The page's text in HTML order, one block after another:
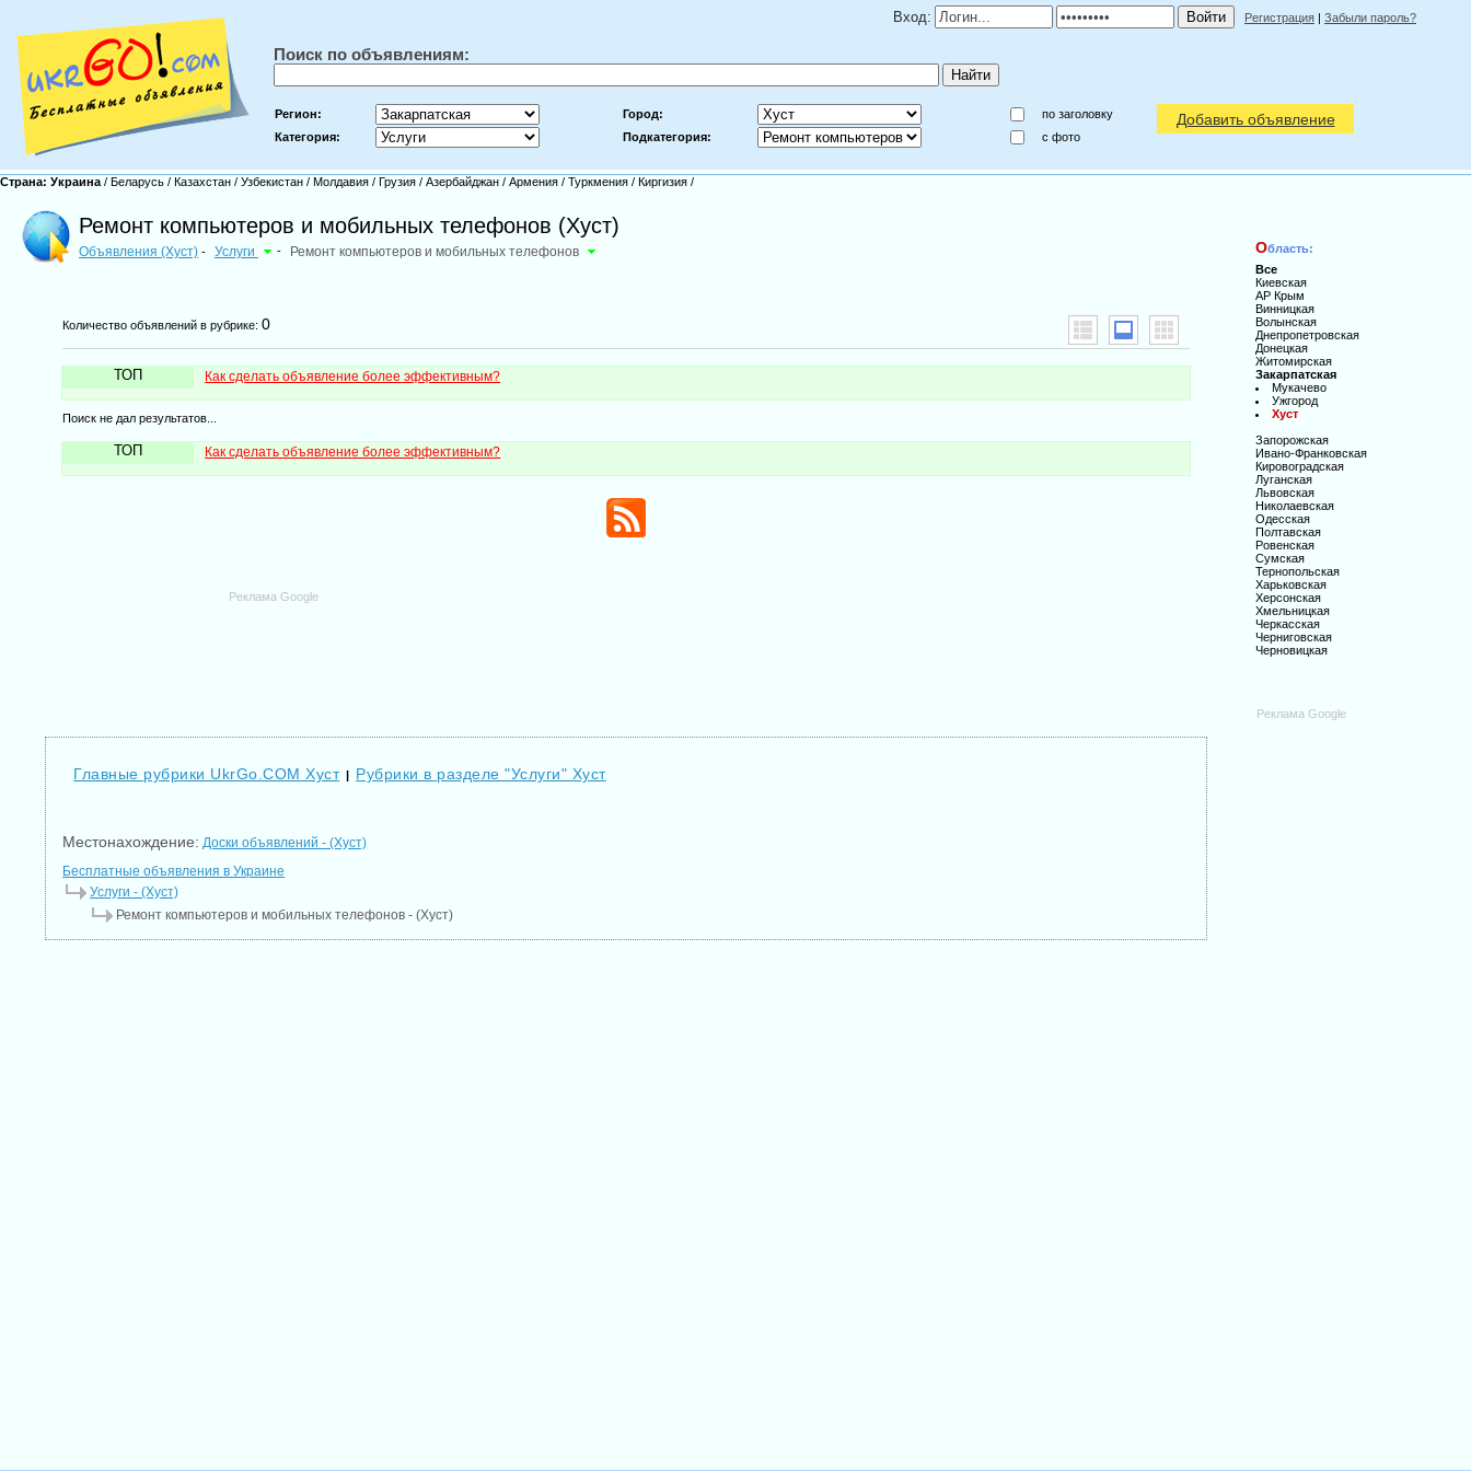
Вход: Регистрация | Забыли пароль?
Поиск по объявлениям:
Регион: Город:
по заголовку
Категория:
Подкатегория: c фото
Добавить объявление
Страна: Украина / Беларусь / Казахстан / Узбекистан / Молдавия / Грузия / Азербайджан / Армения / Туркмения / Киргизия /
Ремонт компьютеров и мобильных телефонов (Хуст)
Объявления (Хуст) - Услуги - Ремонт компьютеров и мобильных телефонов
Количество объявлений в рубрике:0
ТОП Как сделать объявление более эффективным?
Поиск не дал результатов...
ТОП Как сделать объявление более эффективным?
Реклама Google
Главные рубрики UkrGo.COM Хуст | Рубрики в разделе "Услуги" Хуст
Местонахождение: Доски объявлений - (Хуст)
Бесплатные объявления в Украине
Услуги - (Хуст)
Ремонт компьютеров и мобильных телефонов - (Хуст)
Область:
Все
Киевская
АР Крым
Винницкая
Волынская
Днепропетровская
Донецкая
Житомирская
Закарпатская
Мукачево
Ужгород
Хуст
Запорожская
Ивано-Франковская
Кировоградская
Луганская
Львовская
Николаевская
Одесская
Полтавская
Ровенская
Сумская
Тернопольская
Харьковская
Херсонская
Хмельницкая
Черкасская
Черниговская
Черновицкая
Реклама Google